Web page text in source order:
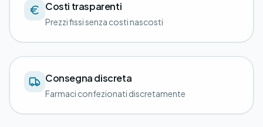
Costi trasparenti
Prezzi fissi senza costi nascosti
Consegna discreta
Farmaci confezionati discretamente